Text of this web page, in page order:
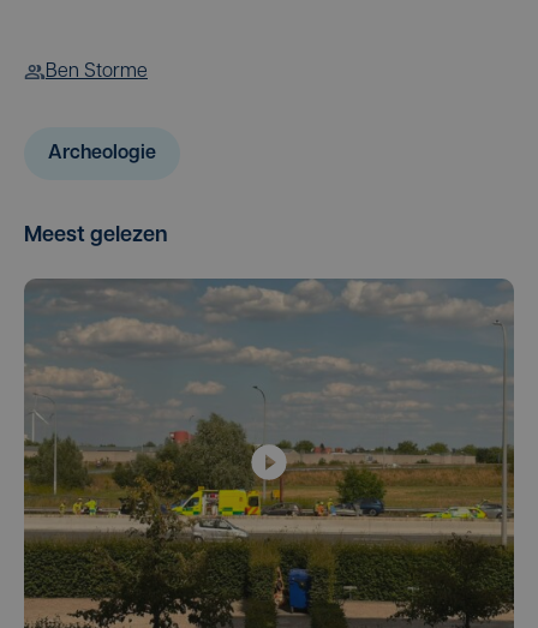
Ben Storme
Archeologie
Meest gelezen